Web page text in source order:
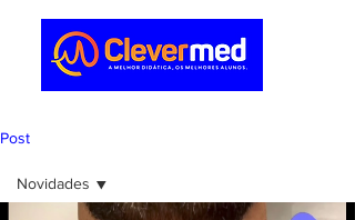
Post
Novidades